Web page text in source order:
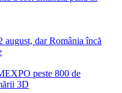
dar România încă
peste 800 de
3D